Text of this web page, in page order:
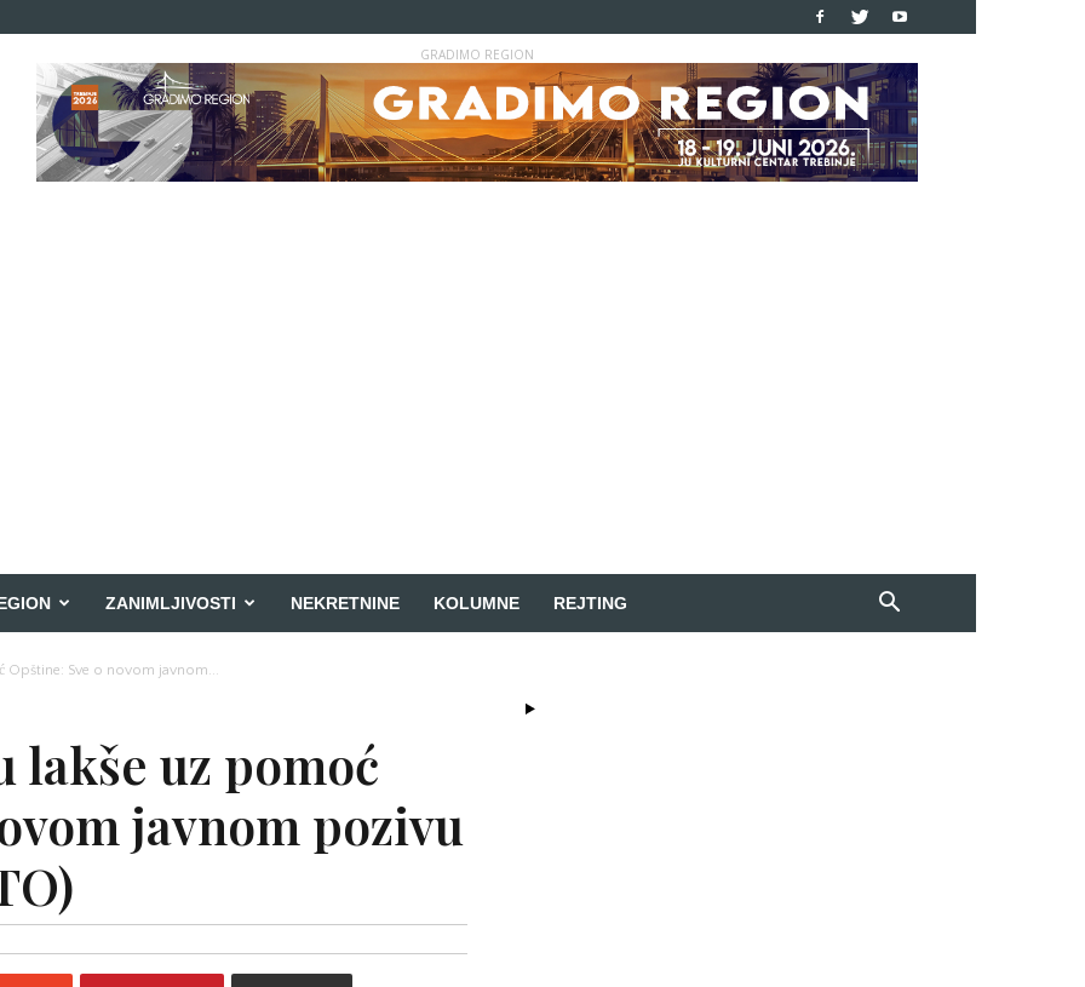
GRADIMO REGION
ZANIMLJIVOSTI NEKRETNINE KOLUMNE REJTING
Opštine: Sve o novom javnom...
lakše uz pomoć
javnom pozivu